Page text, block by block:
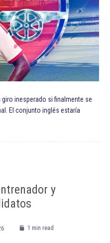
inesperado si finalmente se
El conjunto inglés estaría
y
1 min read